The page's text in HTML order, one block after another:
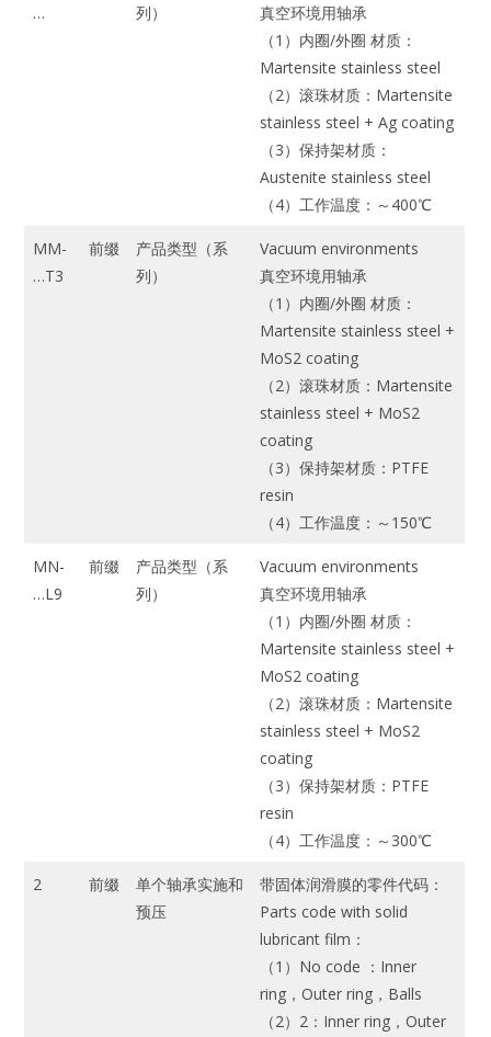
…
列）
真空环境用轴承
（1）内圈/外圈 材质：
Martensite stainless steel
（2）滚珠材质：Martensite
stainless steel + Ag coating
（3）保持架材质：
Austenite stainless steel
（4）工作温度：～400℃
MM-
…T3
前缀
产品类型（系
列）
Vacuum environments
真空环境用轴承
（1）内圈/外圈 材质：
Martensite stainless steel +
MoS2 coating
（2）滚珠材质：Martensite
stainless steel + MoS2
coating
（3）保持架材质：PTFE
resin
（4）工作温度：～150℃
MN-
…L9
前缀
产品类型（系
列）
Vacuum environments
真空环境用轴承
（1）内圈/外圈 材质：
Martensite stainless steel +
MoS2 coating
（2）滚珠材质：Martensite
stainless steel + MoS2
coating
（3）保持架材质：PTFE
resin
（4）工作温度：～300℃
2 前缀
单个轴承实施和
预压
带固体润滑膜的零件代码：
Parts code with solid
lubricant film：
（1）No code ：Inner
ring，Outer ring，Balls
（2）2：Inner ring，Outer